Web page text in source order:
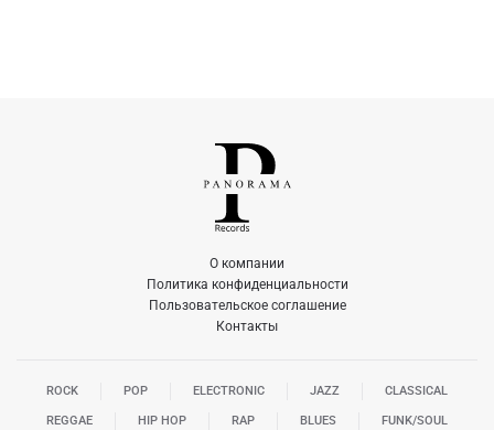
О компании
Политика конфиденциальности
Пользовательское соглашение
Контакты
ROCK POP ELECTRONIC JAZZ CLASSICAL
REGGAE HIP HOP RAP BLUES FUNK/SOUL